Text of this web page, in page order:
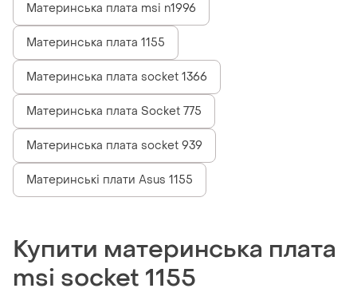
Материнська плата msi n1996
Материнська плата 1155
Материнська плата socket 1366
Материнська плата Socket 775
Материнська плата socket 939
Материнські плати Asus 1155
Купити материнська плата
msi socket 1155